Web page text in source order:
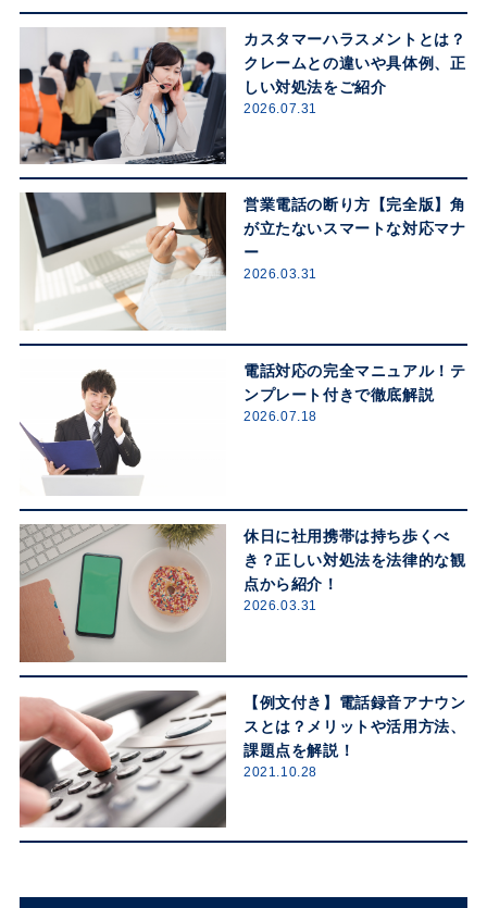
カスタマーハラスメントとは？
クレームとの違いや具体例、正
しい対処法をご紹介
2026.07.31
営業電話の断り方【完全版】角
が立たないスマートな対応マナ
ー
2026.03.31
電話対応の完全マニュアル！テ
ンプレート付きで徹底解説
2026.07.18
休日に社用携帯は持ち歩くべ
き？正しい対処法を法律的な観
点から紹介！
2026.03.31
【例文付き】電話録音アナウン
スとは？メリットや活用方法、
課題点を解説！
2021.10.28